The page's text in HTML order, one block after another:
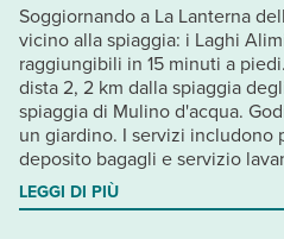
Soggiornando a La Lanterna
vicino alla spiaggia: i Laghi
raggiungibili in 15 minuti a
dista 2, 2 km dalla spiaggia
spiaggia di Mulino d'acqua.
un giardino. I servizi includono
deposito bagagli e servizio
LEGGI DI PIÙ